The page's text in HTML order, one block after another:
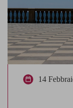
14